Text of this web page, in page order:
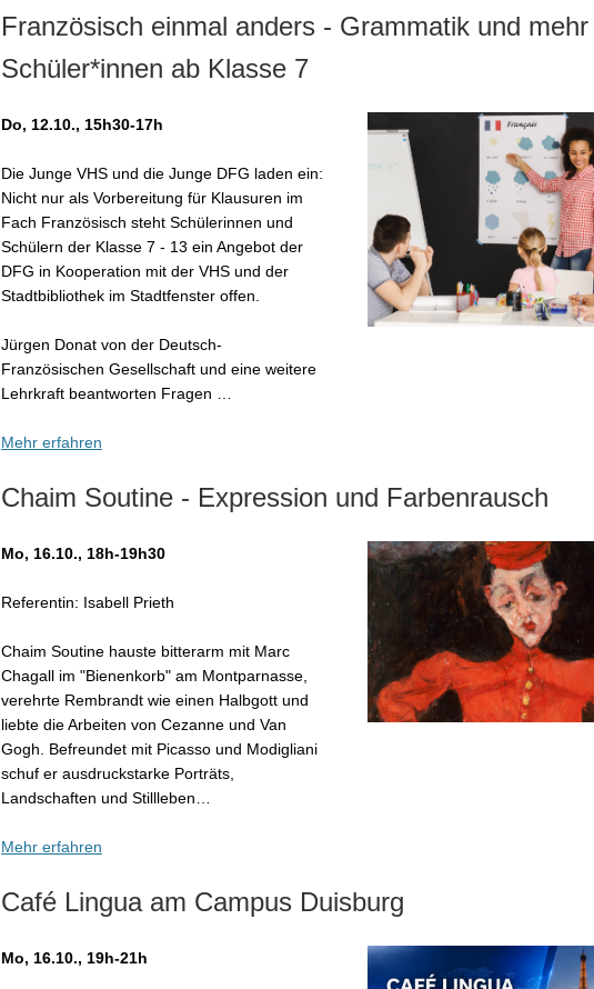
Französisch einmal anders - Grammatik und
Schüler*innen ab Klasse 7
Do, 12.10., 15h30-17h
Die Junge VHS und die Junge DFG laden ein:
Nicht nur als Vorbereitung für Klausuren im
Fach Französisch steht Schülerinnen und
Schülern der Klasse 7 - 13 ein Angebot der
DFG in Kooperation mit der VHS und der
Stadtbibliothek im Stadtfenster offen.
Jürgen Donat von der Deutsch-
Französischen Gesellschaft und eine weitere
Lehrkraft beantworten Fragen …
Mehr erfahren
Chaim Soutine - Expression und Farbenrausch
Mo, 16.10., 18h-19h30
Referentin: Isabell Prieth
Chaim Soutine hauste bitterarm mit Marc
Chagall im "Bienenkorb" am Montparnasse,
verehrte Rembrandt wie einen Halbgott und
liebte die Arbeiten von Cezanne und Van
Gogh. Befreundet mit Picasso und Modigliani
schuf er ausdruckstarke Porträts,
Landschaften und Stillleben…
Mehr erfahren
Café Lingua am Campus Duisburg
Mo, 16.10., 19h-21h